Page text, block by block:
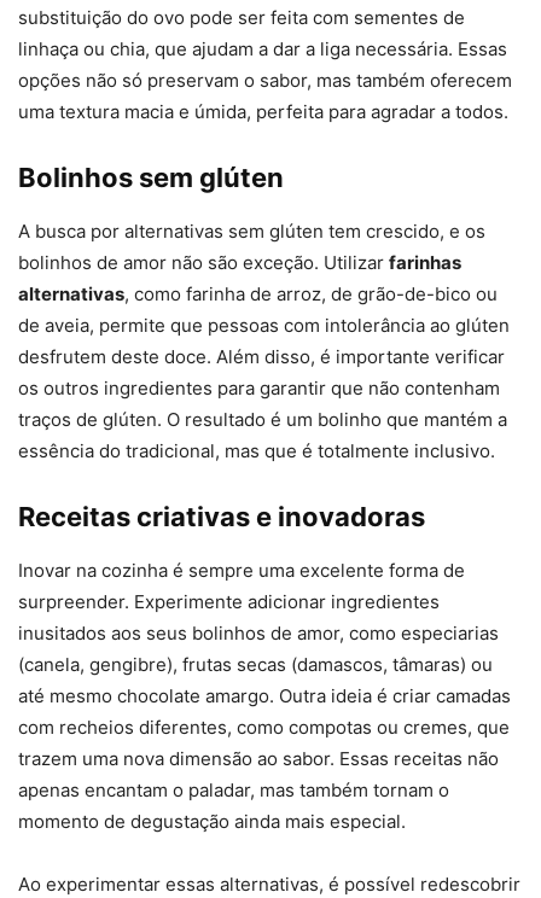
substituição do ovo pode ser feita com sementes de
linhaça ou chia, que ajudam a dar a liga necessária. Essas
opções não só preservam o sabor, mas também oferecem
uma textura macia e úmida, perfeita para agradar a todos.
Bolinhos sem glúten
A busca por alternativas sem glúten tem crescido, e os
bolinhos de amor não são exceção. Utilizar farinhas
alternativas, como farinha de arroz, de grão-de-bico ou
de aveia, permite que pessoas com intolerância ao glúten
desfrutem deste doce. Além disso, é importante verificar
os outros ingredientes para garantir que não contenham
traços de glúten. O resultado é um bolinho que mantém a
essência do tradicional, mas que é totalmente inclusivo.
Receitas criativas e inovadoras
Inovar na cozinha é sempre uma excelente forma de
surpreender. Experimente adicionar ingredientes
inusitados aos seus bolinhos de amor, como especiarias
(canela, gengibre), frutas secas (damascos, tâmaras) ou
até mesmo chocolate amargo. Outra ideia é criar camadas
com recheios diferentes, como compotas ou cremes, que
trazem uma nova dimensão ao sabor. Essas receitas não
apenas encantam o paladar, mas também tornam o
momento de degustação ainda mais especial.
Ao experimentar essas alternativas, é possível redescobrir